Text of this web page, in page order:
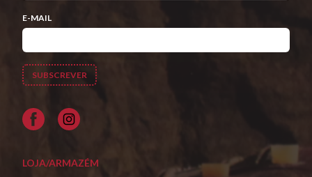
E-MAIL
Facebook
LOJA/ARMAZÉM